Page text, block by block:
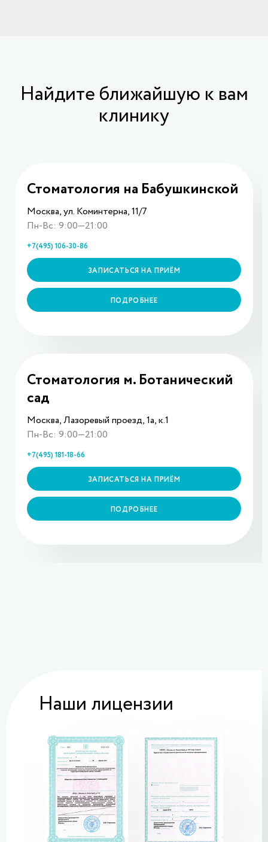
Найдите ближайшую к вам
клинику
Стоматология на Бабушкинской
Москва, ул. Коминтерна, 11/7
Пн-Вс: 9:00—21:00
+7(495) 106-30-86
ЗАПИСАТЬСЯ НА ПРИЁМ
ПОДРОБНЕЕ
Стоматология м. Ботанический
сад
Москва, Лазоревый проезд, 1а, к.1
Пн-Вс: 9:00—21:00
+7(495) 181-18-66
ЗАПИСАТЬСЯ НА ПРИЁМ
ПОДРОБНЕЕ
Наши лицензии